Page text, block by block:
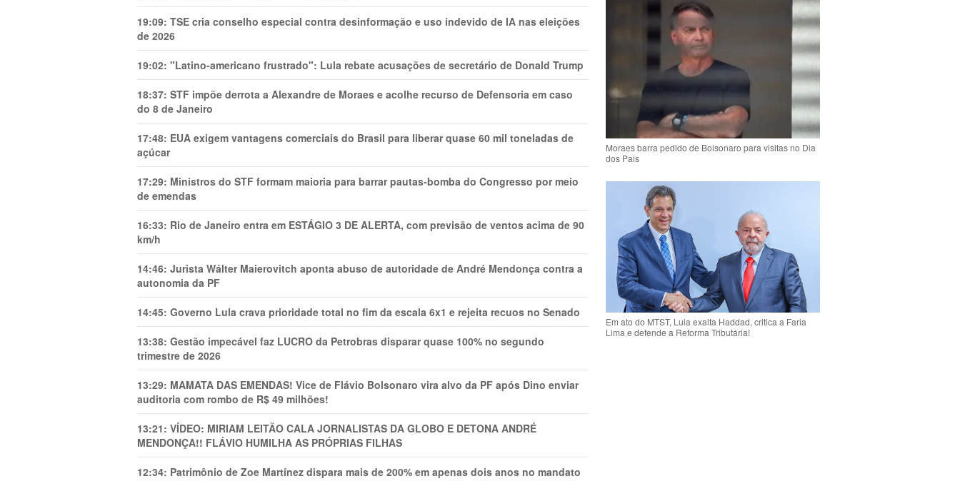
19:09: TSE cria conselho especial contra desinformação e uso indevido de IA nas eleições
de 2026
19:02: "Latino-americano frustrado": Lula rebate acusações de secretário de Donald Trump
18:37: STF impõe derrota a Alexandre de Moraes e acolhe recurso de Defensoria em caso
do 8 de Janeiro
17:48: EUA exigem vantagens comerciais do Brasil para liberar quase 60 mil toneladas de
açúcar
17:29: Ministros do STF formam maioria para barrar pautas-bomba do Congresso por meio
de emendas
16:33: Rio de Janeiro entra em ESTÁGIO 3 DE ALERTA, com previsão de ventos acima de 90
km/h
14:46: Jurista Wálter Maierovitch aponta abuso de autoridade de André Mendonça contra a
autonomia da PF
14:45: Governo Lula crava prioridade total no fim da escala 6x1 e rejeita recuos no Senado
13:38: Gestão impecável faz LUCRO da Petrobras disparar quase 100% no segundo
trimestre de 2026
13:29: MAMATA DAS EMENDAS! Vice de Flávio Bolsonaro vira alvo da PF após Dino enviar
auditoria com rombo de R$ 49 milhões!
13:21: VÍDEO: MIRIAM LEITÃO CALA JORNALISTAS DA GLOBO E DETONA ANDRÉ
MENDONÇA!! FLÁVIO HUMILHA AS PRÓPRIAS FILHAS
12:34: Patrimônio de Zoe Martínez dispara mais de 200% em apenas dois anos no mandato
Moraes barra pedido de Bolsonaro para visitas no Dia
dos Pais
Em ato do MTST, Lula exalta Haddad, critica a Faria
Lima e defende a Reforma Tributária!